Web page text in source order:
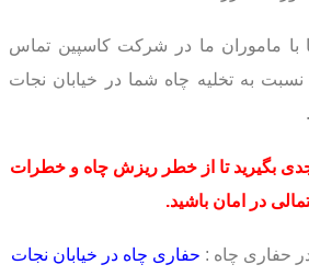
با ماموران ما در شرکت کاسپین تماس
به تخلیه چاه شما در خیابان نجات
بگیرید تا از خطر ریزش چاه و خطرات
در امان باشید.
حفاری چاه : حفاری چاه در خیابان نجات